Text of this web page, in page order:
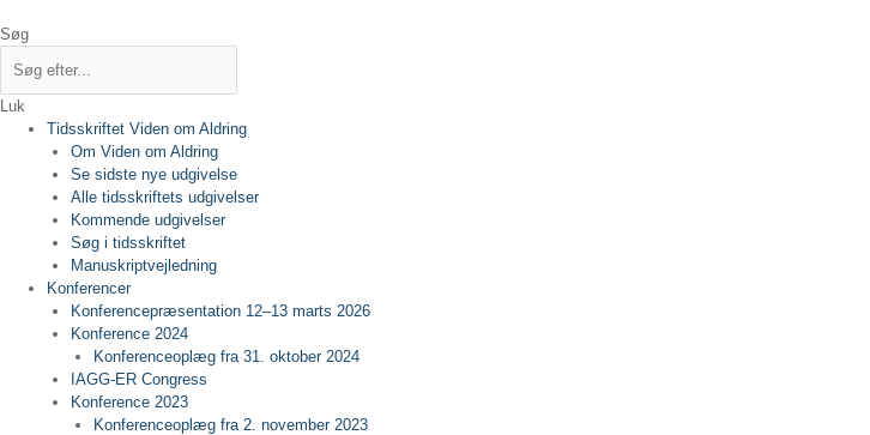
til
Søg
Luk
Tidsskriftet Viden om Aldring
Om Viden om Aldring
Se sidste nye udgivelse
Alle tidsskriftets udgivelser
Kommende udgivelser
Søg i tidsskriftet
Manuskriptvejledning
Konferencer
Konferencepræsentation 12–13 marts 2026
Konference 2024
Konferenceoplæg fra 31. oktober 2024
IAGG-ER Congress
Konference 2023
Konferenceoplæg fra 2. november 2023